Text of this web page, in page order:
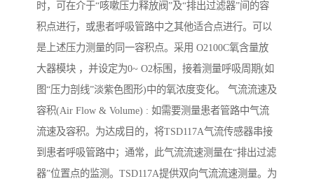
时，可在介于“咳嗽压力释放阀”及“排出过滤器”间的容
积点进行，或患者呼吸管路中之其他适合点进行。可以
是上述压力测量的同一容积点。采用 O2100C氧含量放
大器模块 ，并设定为0~ O2标围，接着测量呼吸周期(如
图“压力剖线”淡紫色图形)中的氧浓度变化。 气流流速及
容积(Air Flow & Volume) : 如需要测量患者管路中气流
流速及容积。为达成目的，将TSD117A气流传感器串接
到患者呼吸管路中；通常，此气流流速测量在“排出过滤
器”位置点的监测。TSD117A提供双向气流流速测量。为